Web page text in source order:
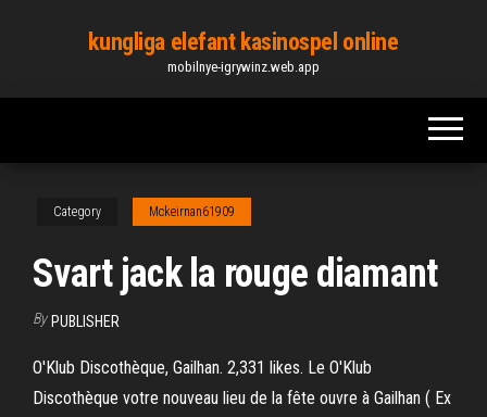
content
kungliga elefant kasinospel online
mobilnye-igrywinz.web.app
Category Mckeirnan61909
Svart jack la rouge diamant
By PUBLISHER
O'Klub Discothèque, Gailhan. 2,331 likes. Le O'Klub
Discothèque votre nouveau lieu de la fête ouvre à Gailhan ( Ex